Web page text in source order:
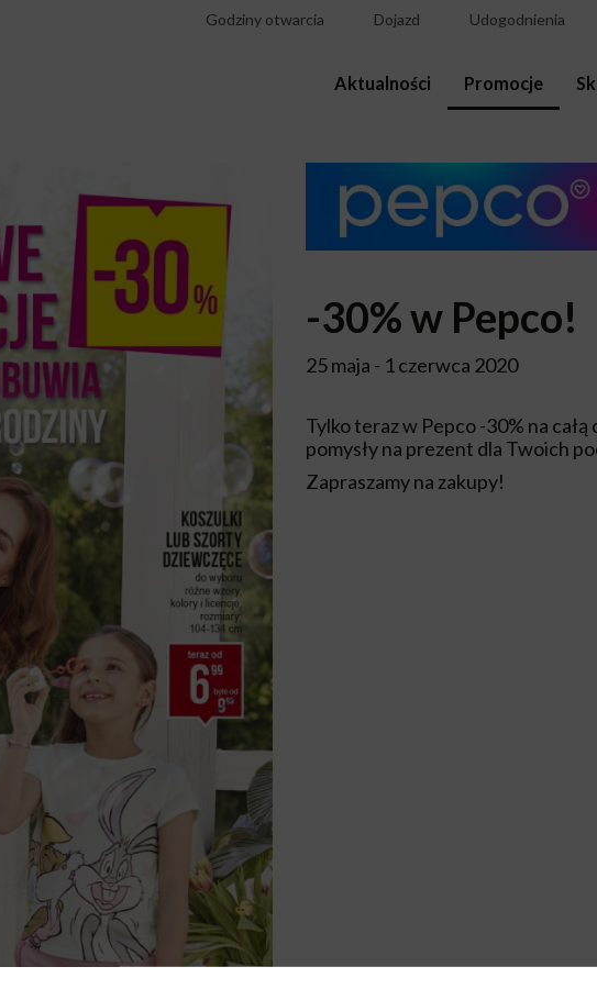
Godziny otwarcia Dojazd Udogodnienia
Aktualności Promocje
-30% w Pepco!
25 maja - 1 czerwca 2020
Tylko teraz w Pepco -30% na
pomysły na prezent dla Twoich
Zapraszamy na zakupy!